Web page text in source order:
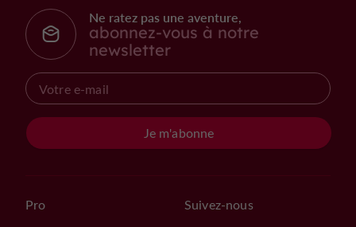
Ne ratez pas une aventure,
abonnez-vous à notre
newsletter
Je m'abonne
Pro
Suivez-nous